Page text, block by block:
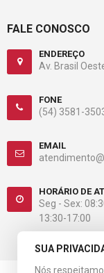
FALE CONOSCO
ENDEREÇO
Av. Brasil
FONE
(54) 3581-
EMAIL
HORÁRIO DE
Seg - Sex:
13:30-17:00
SUA
Nós